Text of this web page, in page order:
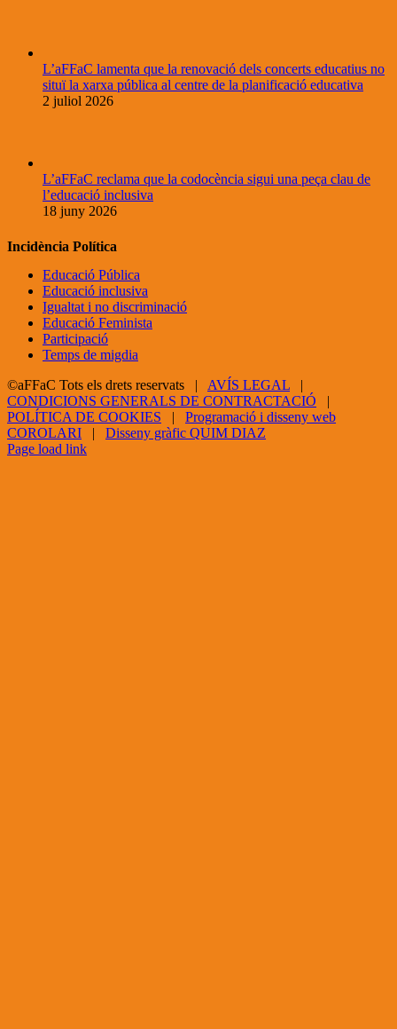
L’aFFaC lamenta que la renovació dels concerts educatius no
situï la xarxa pública al centre de la planificació educativa
2 juliol 2026
L’aFFaC reclama que la codocència sigui una peça clau de
l’educació inclusiva
18 juny 2026
Incidència Política
Educació Pública
Educació inclusiva
Igualtat i no discriminació
Educació Feminista
Participació
Temps de migdia
©aFFaC Tots els drets reservats | AVÍS LEGAL |
CONDICIONS GENERALS DE CONTRACTACIÓ |
POLÍTICA DE COOKIES | Programació i disseny web
COROLARI | Disseny gràfic QUIM DIAZ
Facebook
X
YouTube
Page load link